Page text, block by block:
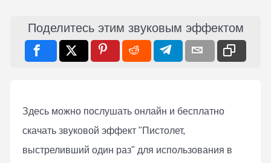
Поделитесь этим звуковым эффектом
Здесь можно послушать онлaйн и бесплатно
скачать звуковой эффект "Пистолет,
выстреливший один раз" для использования в